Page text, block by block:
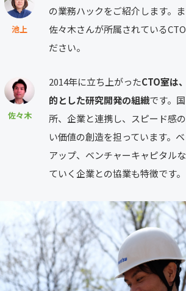
池上
の業務ハックをご紹介します。ま
佐々木さんが所属されている
ださい。
佐々木
2014年に立ち上がったCTO室は
的とした研究開発の組織です。
所、企業と連携し、スピード感
い価値の創造を担っています。
アップ、ベンチャーキャピタル
ていく企業との協業も特徴です。